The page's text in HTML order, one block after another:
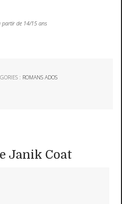
partir de 14/15 ans
: ROMANS ADOS
Janik Coat